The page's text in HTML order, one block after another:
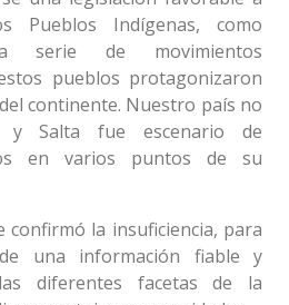
Pueblos Indígenas, como
serie de movimientos
pueblos protagonizaron
continente. Nuestro país no
y Salta fue escenario de
en varios puntos de su
confirmó la insuficiencia, para
una información fiable y
diferentes facetas de la